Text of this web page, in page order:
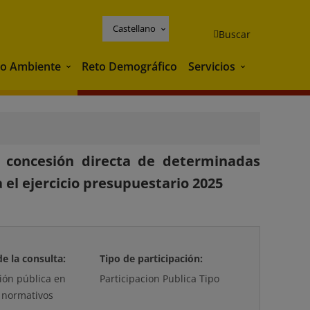
Castellano Buscar
Ambiente Medio Ambiente
Reto Demográfico Servicios Servicios
directa de determinadas
ejercicio presupuestario 2025
la consulta:
pública en
Tipo de participación:
Participacion Publica Tipo